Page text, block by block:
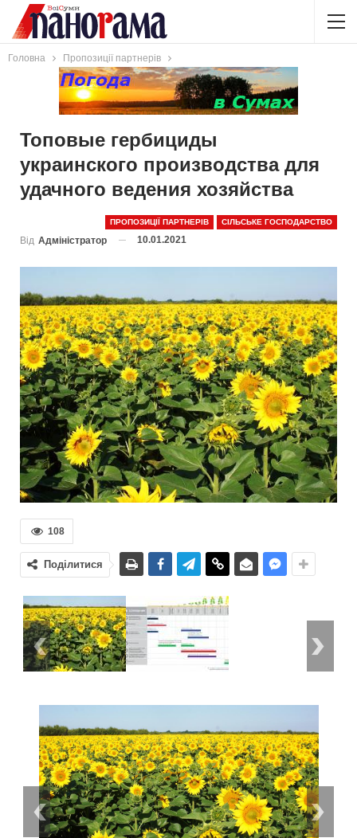
Головна Пропозиції партнерів
Топовые гербициды
украинского производства для
удачного ведения хозяйства
ПРОПОЗИЦІЇ ПАРТНЕРІВ СІЛЬСЬКЕ ГОСПОДАРСТВО
Від Адміністратор 10.01.2021
108
Поділитися